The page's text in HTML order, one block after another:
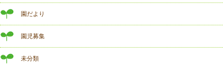
園だより
園児募集
未分類